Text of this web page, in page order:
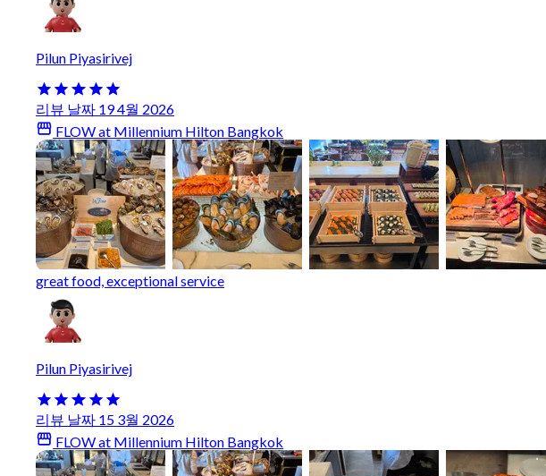
Pilun Piyasirivej
리뷰 날짜 19 4월 2026
FLOW at Millennium Hilton Bangkok
great food, exceptional service
Pilun Piyasirivej
리뷰 날짜 15 3월 2026
FLOW at Millennium Hilton Bangkok